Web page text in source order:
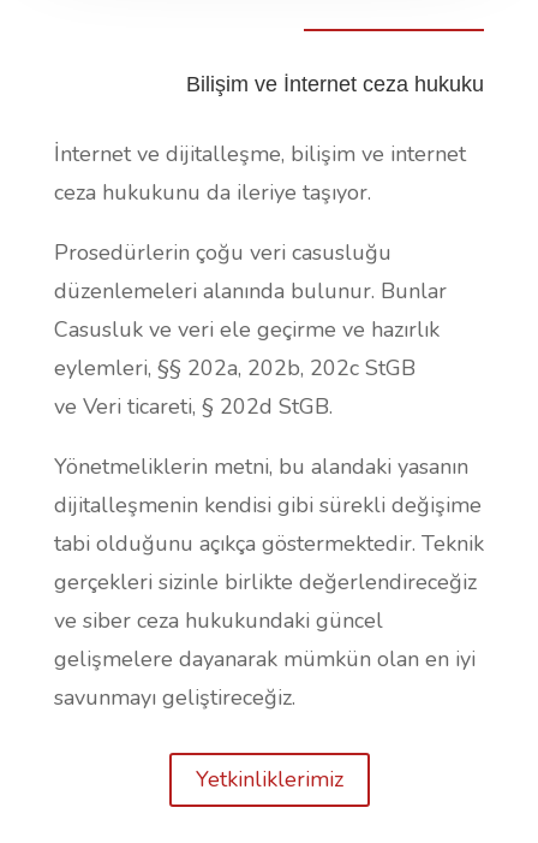
Bilişim ve İnternet ceza hukuku
İnternet ve dijitalleşme, bilişim ve internet
ceza hukukunu da ileriye taşıyor.
Prosedürlerin çoğu veri casusluğu
düzenlemeleri alanında bulunur. Bunlar
Casusluk ve veri ele geçirme ve hazırlık
eylemleri, §§ 202a, 202b, 202c StGB
ve Veri ticareti, § 202d StGB.
Yönetmeliklerin metni, bu alandaki yasanın
dijitalleşmenin kendisi gibi sürekli değişime
tabi olduğunu açıkça göstermektedir. Teknik
gerçekleri sizinle birlikte değerlendireceğiz
ve siber ceza hukukundaki güncel
gelişmelere dayanarak mümkün olan en iyi
savunmayı geliştireceğiz.
Yetkinliklerimiz